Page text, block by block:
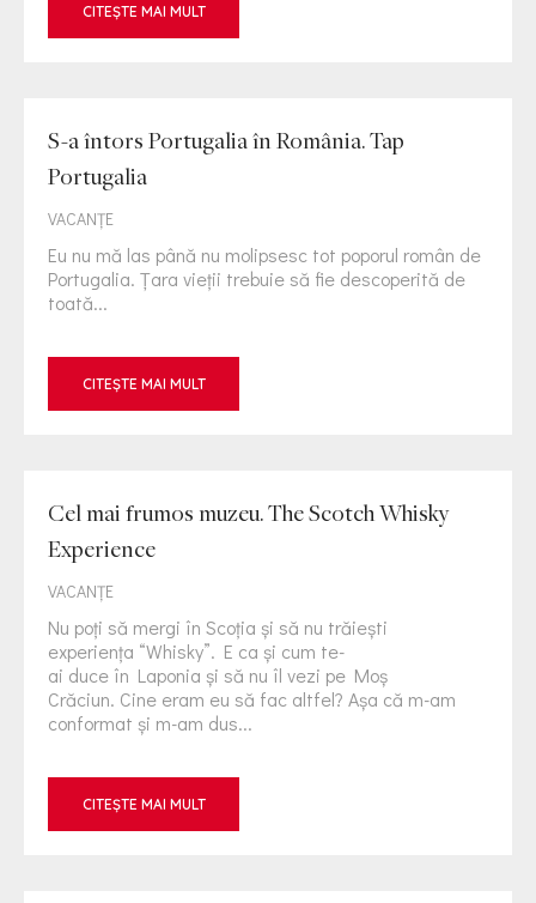
CITEȘTE MAI MULT
S-a întors Portugalia în România. Tap
Portugalia
VACANȚE
Eu nu mă las până nu molipsesc tot poporul român de
Portugalia. Țara vieții trebuie să fie descoperită de
toată...
CITEȘTE MAI MULT
Cel mai frumos muzeu. The Scotch Whisky
Experience
VACANȚE
Nu poţi să mergi în Scoţia şi să nu trăieşti
experienţa “Whisky”. E ca și cum te-
ai duce în Laponia și să nu îl vezi pe Moş
Crăciun. Cine eram eu să fac altfel? Așa că m-am
conformat și m-am dus...
CITEȘTE MAI MULT